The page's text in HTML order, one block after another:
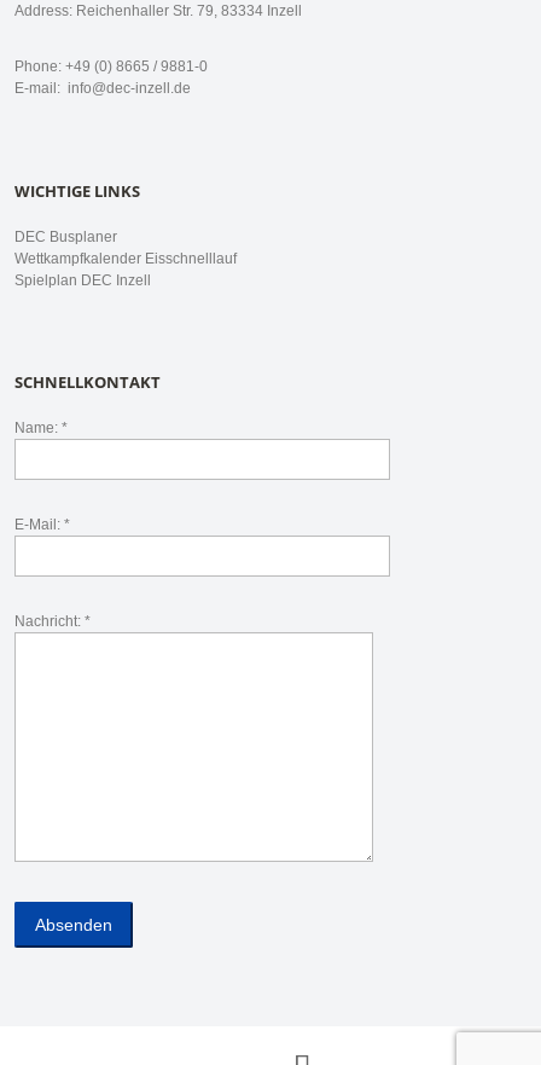
Address: Reichenhaller Str. 79, 83334 Inzell
Phone: +49 (0) 8665 / 9881-0
E-mail: info@dec-inzell.de
WICHTIGE LINKS
DEC Busplaner
Wettkampfkalender Eisschnelllauf
Spielplan DEC Inzell
SCHNELLKONTAKT
Name: *
E-Mail: *
Nachricht: *